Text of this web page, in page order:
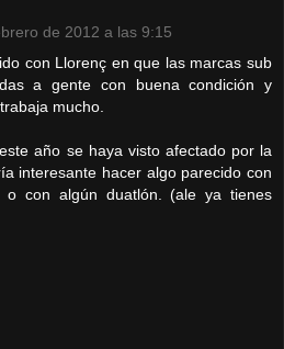
de 2012 a las 9:15
con Llorenç en que las marcas sub
a gente con buena condición y
mucho.
año se haya visto afectado por la
interesante hacer algo parecido con
o con algún duatlón. (ale ya tienes